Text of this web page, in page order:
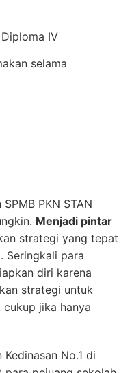
IV
selama
PKN STAN
Menjadi pintar
strategi yang tepat
Seringkali para
diri karena
strategi untuk
jika hanya
No.1 di